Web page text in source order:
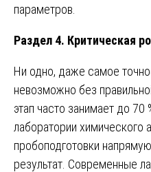
параметров.
Раздел 4. Критическая
Ни одно, даже самое
невозможно без
этап часто занимает до
лаборатории химического
пробоподготовки
результат. Современные